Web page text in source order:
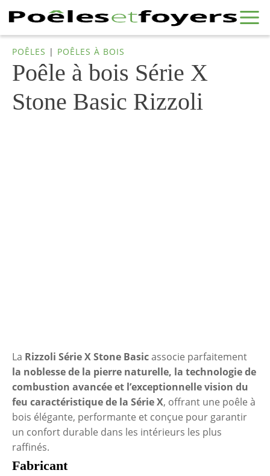
POÊLES | POÊLES À BOIS
Poêle à bois Série X
Stone Basic Rizzoli
La Rizzoli Série X Stone Basicassocie parfaitement
la noblesse de la pierre naturelle, la technologie de
combustion avancée et l’exceptionnelle vision du
feu caractéristique de la Série X, offrant une poêle à
bois élégante, performante et conçue pour garantir
un confort durable dans les intérieurs les plus
raffinés.
Fabricant